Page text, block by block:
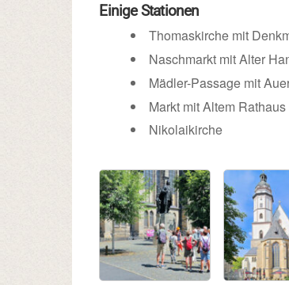
Einige Stationen
Thomaskirche mit
Naschmarkt mit Alter
Mädler-Passage mit
Markt mit Altem Rathaus
Nikolaikirche